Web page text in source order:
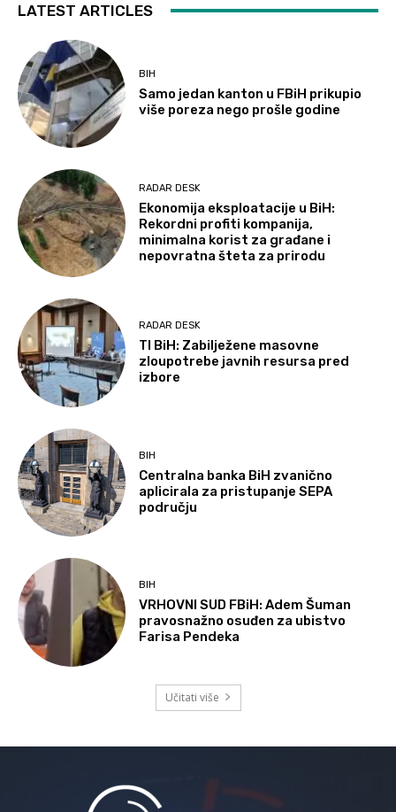
LATEST ARTICLES
BIH
Samo jedan kanton u FBiH prikupio
više poreza nego prošle godine
RADAR DESK
Ekonomija eksploatacije u BiH:
Rekordni profiti kompanija,
minimalna korist za građane i
nepovratna šteta za prirodu
RADAR DESK
TI BiH: Zabilježene masovne
zloupotrebe javnih resursa pred
izbore
BIH
Centralna banka BiH zvanično
aplicirala za pristupanje SEPA
području
BIH
VRHOVNI SUD FBiH: Adem Šuman
pravosnažno osuđen za ubistvo
Farisa Pendeka
Učitati više